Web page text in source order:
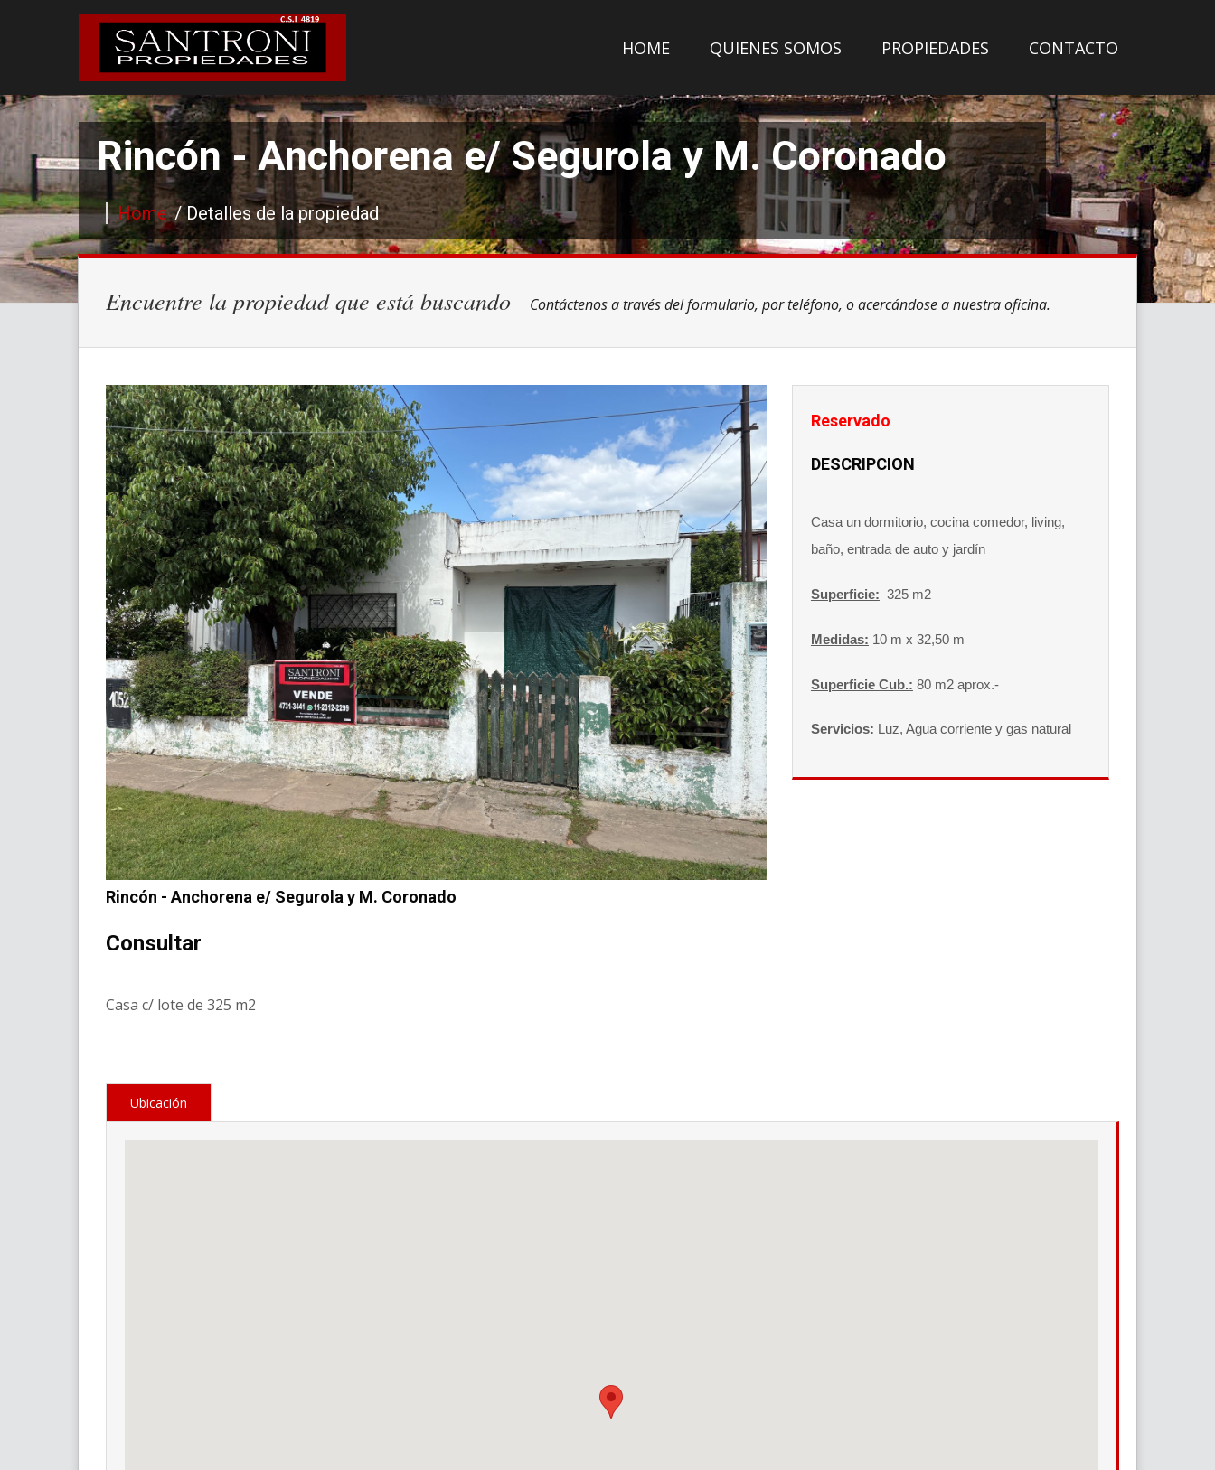
HOME QUIENES SOMOS PROPIEDADES CONTACTO
Rincón - Anchorena e/ Segurola y M. Coronado
Home/ Detalles de la propiedad
Encuentre la propiedad que está buscando Contáctenos a través del formulario, por teléfono, o acercándose a nuestra oficina.
Rincón - Anchorena e/ Segurola y M. Coronado
Consultar
Casa c/ lote de 325 m2
Reservado
DESCRIPCION
Casa un dormitorio, cocina comedor, living,
baño, entrada de auto y jardín
Superficie: 325 m2
Medidas: 10 m x 32,50 m
Superficie Cub.: 80 m2 aprox.-
Servicios: Luz, Agua corriente y gas natural
Ubicación